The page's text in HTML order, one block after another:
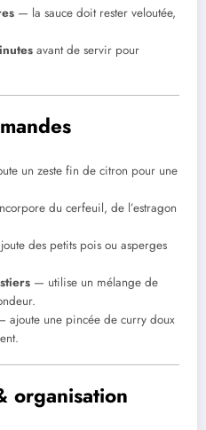
— la sauce doit rester veloutée,
avant de servir pour
un zeste fin de citron pour une
du cerfeuil, de l’estragon
des petits pois ou asperges
— utilise un mélange de
ajoute une pincée de curry doux
organisation